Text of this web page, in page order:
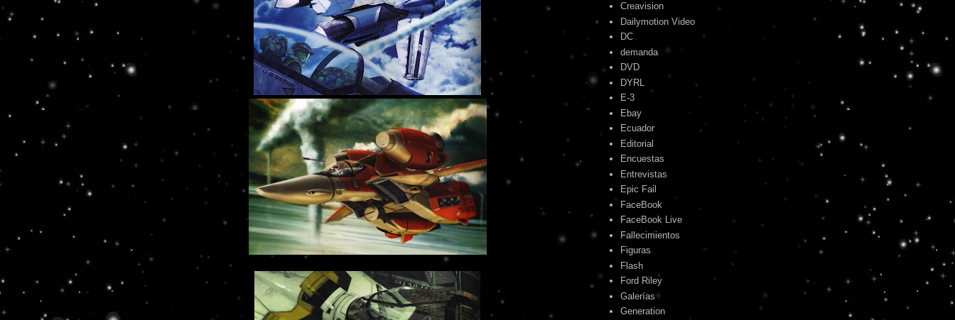
Creavision
Dailymotion Video
DC
demanda
DVD
DYRL
E-3
Ebay
Ecuador
Editorial
Encuestas
Entrevistas
Epic Fail
FaceBook
FaceBook Live
Fallecimientos
Figuras
Flash
Ford Riley
Galerías
Generation